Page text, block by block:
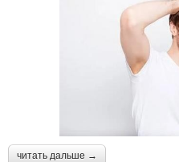
читать дальше →